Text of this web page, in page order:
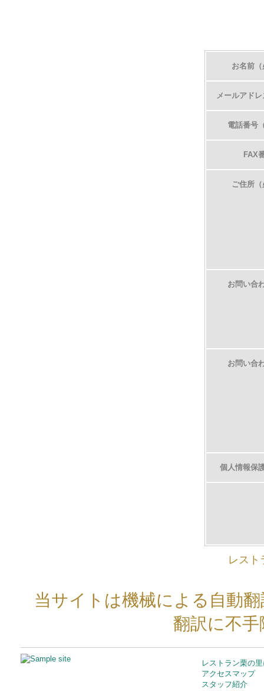
お名前
メールアド
電話番号
FAX
ご住所
お問い合
お問い合
個人情報保
レスト
当サイトは機械による自動
翻訳に不
レストラン栗の
アクセスマップ
スタッフ紹介